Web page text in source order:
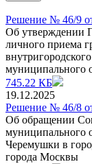
Решение № 46/9
Об утверждении
личного приема
муниципального
745.22 КБ
19.12.2025
Решение № 46/8
Об обращении
муниципального
Черемушки в
города Москвы